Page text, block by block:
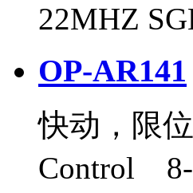
22MHZ
OP-AR141
快动，限
Control 8-